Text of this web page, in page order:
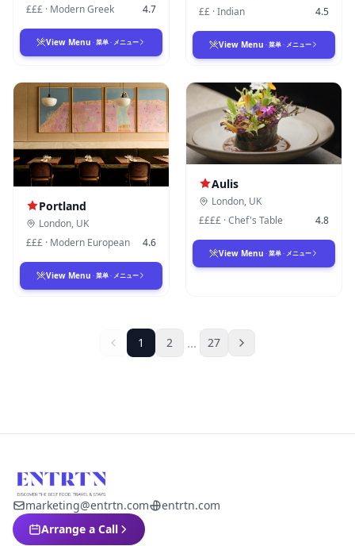
£££ · Modern Greek 4.7
View Menu · 菜单 · メニュー
££ ·Indian 4.5
View Menu · 菜单 · メニュー
Portland
London, UK
£££ · Modern European 4.6
View Menu · 菜单 · メニュー
Aulis
London, UK
££££ ·Chef's Table 4.8
View Menu · 菜单 · メニュー
1 2 ... 27
marketing@entrtn.com
entrtn.com
Arrange a Call